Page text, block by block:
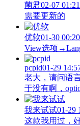
菌君02-07
需要更新的
优软01-30
View‌选项
pcpid01-29
老大，请问语
于没有啊，
我来试试01-29
这款我用过，